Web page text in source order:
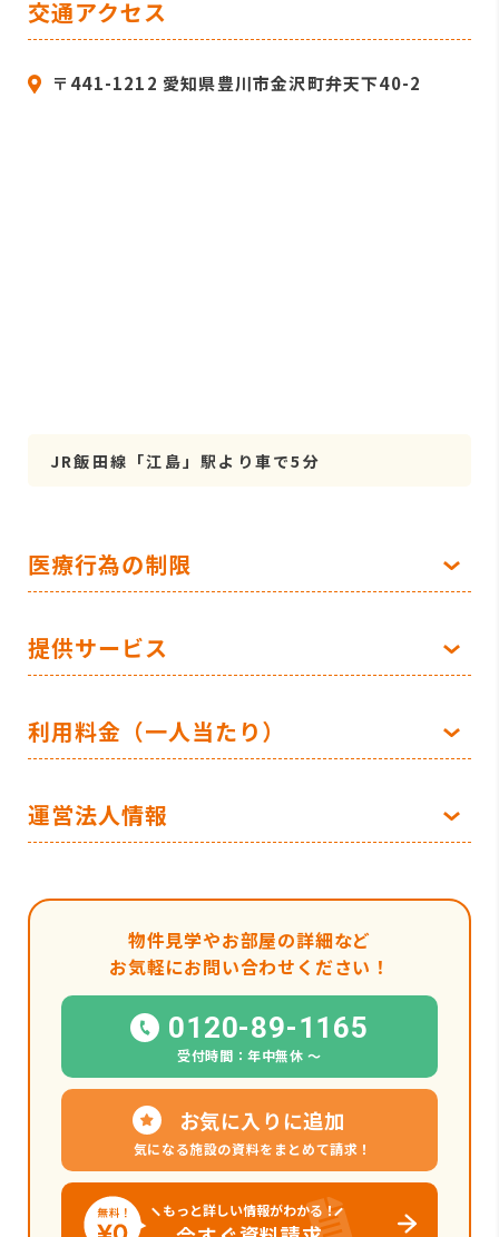
交通アクセス
〒441-1212 愛知県豊川市金沢町弁天下40-2
JR飯田線「江島」駅より車で5分
医療行為の制限
提供サービス
利用料金（一人当たり）
運営法人情報
物件見学やお部屋の詳細など
お気軽にお問い合わせください！
0120-89-1165
受付時間：年中無休 〜
お気に入りに追加
気になる施設の資料をまとめて請求！
もっと詳しい情報がわかる！